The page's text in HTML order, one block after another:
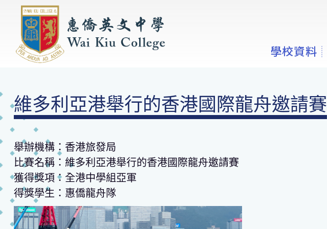
學校資料
維多利亞港舉行的香港國際龍舟邀請賽
舉辦機構：香港旅發局
比賽名稱：維多利亞港舉行的香港國際龍舟邀請賽
獲得獎項：全港中學組亞軍
得獎學生：惠僑龍舟隊